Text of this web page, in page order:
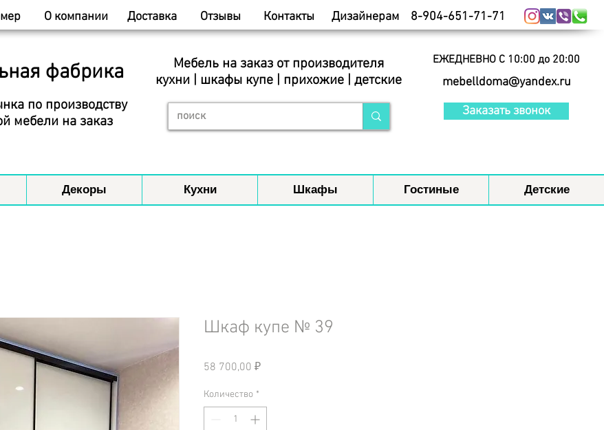
О компании Доставка Отзывы Контакты Дизайнерам 8-904-651-71-71
фабрика
Мебель на заказ от производителя
кухни | шкафы купе | прихожие | детские
mebelldoma@yandex.ru
ЕЖЕДНЕВНО С 10:00 до 20:00
по производству
мебели на заказ
Заказать звонок
Декоры Кухни Шкафы Гостиные Детские
Шкаф купе № 39
58 700,00 ₽Цена
Количество *